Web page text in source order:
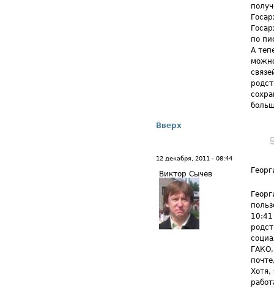
по
А
Вверх
12 декабря, 2011 - 08:44
Виктор Сычев
10:41
Хотя,